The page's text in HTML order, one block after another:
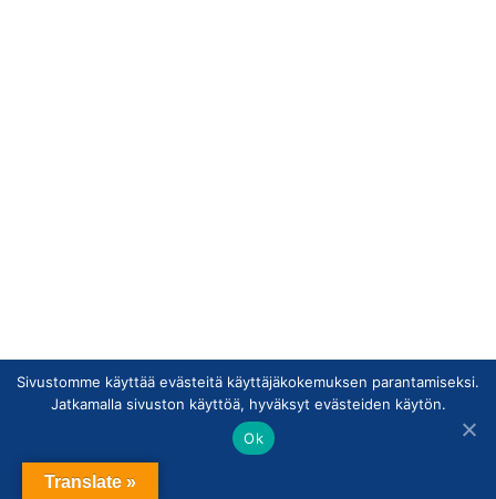
Translate »
Sivustomme käyttää evästeitä käyttäjäkokemuksen parantamiseksi.
Jatkamalla sivuston käyttöä, hyväksyt evästeiden käytön.
Ok